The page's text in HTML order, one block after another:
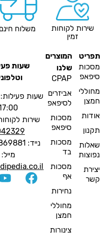
שירות לקוחות
זמין
משלוח חינם
מסכות
סיפאפ
מחוללי
חמצן
אודות
תקנון
שאלות
נפוצות
יצירת
קשר
המוצרים
שלנו
CPAP
אביזרים
לסיפאפ
מסכות
סיפאפ
מסכות
בד
מסכות
נחירות
מחוללי
חמצן
צינורות
שעות
וטלפונים
שעות
17:00
שירות לקוחות:
8042329
נייד: 054-5869881
מייל: